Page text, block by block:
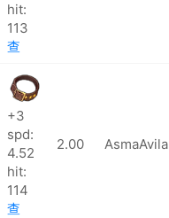
hit:
113
查
+3
spd:
4.52
hit:
114
查
2.00 AsmaAvila